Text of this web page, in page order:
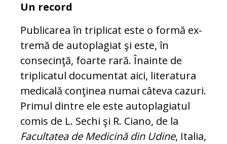
Un record
Publicarea în triplicat este o formă ex­
tre­mă de autoplagiat şi este, în
consecinţă, foarte rară. Înainte de
triplicatul do­cu­men­tat aici, literatura
medicală conţinea nu­mai câteva cazuri.
Primul dintre ele este au­toplagiatul
comis de L. Sechi şi R. Cia­no, de la
Facultatea de Medicină din Udi­ne, Ita­lia,